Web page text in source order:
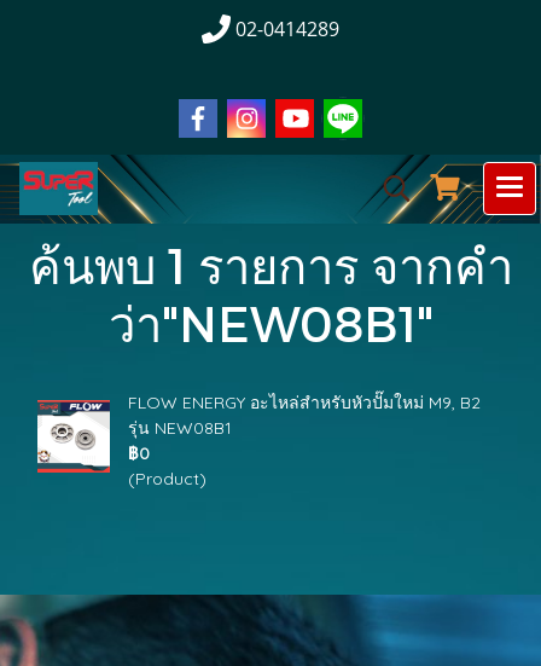
02-0414289
ค้นพบ 1 รายการ จากคำ
ว่า"NEW08B1"
FLOW ENERGY อะไหล่สำหรับหัวปั๊มใหม่ M9, B2
รุ่น NEW08B1
฿0
(Product)